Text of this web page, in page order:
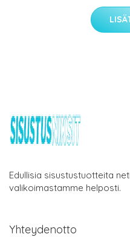
Edullisia sisustustuotteita
valikoimastamme helposti.
Yhteydenotto